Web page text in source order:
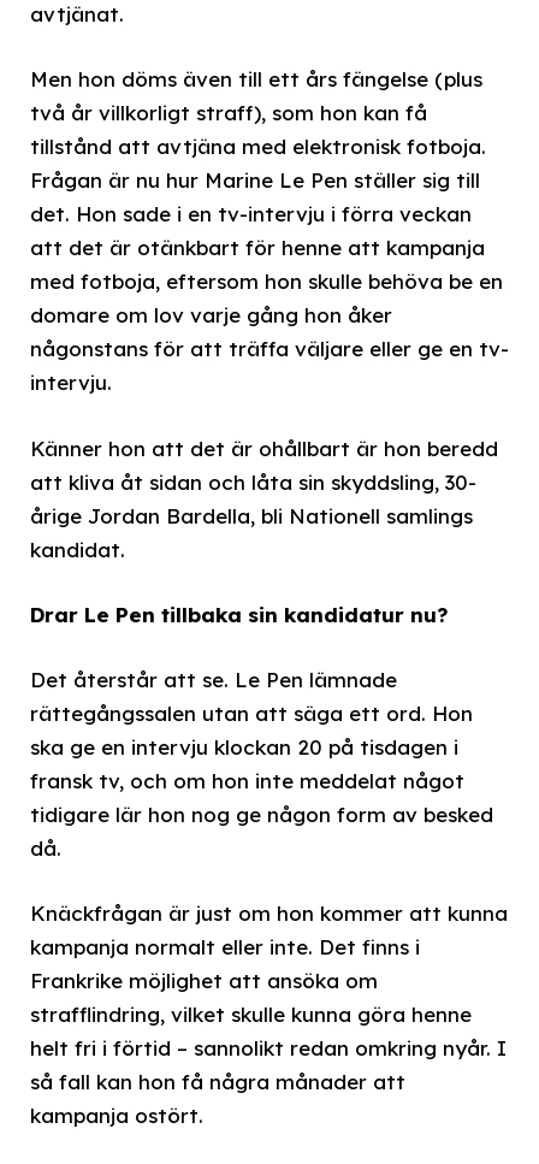
avtjänat.
Men hon döms även till ett års fängelse (plus
två år villkorligt straff), som hon kan få
tillstånd att avtjäna med elektronisk fotboja.
Frågan är nu hur Marine Le Pen ställer sig till
det. Hon sade i en tv-intervju i förra veckan
att det är otänkbart för henne att kampanja
med fotboja, eftersom hon skulle behöva be en
domare om lov varje gång hon åker
någonstans för att träffa väljare eller ge en tv-
intervju.
Känner hon att det är ohållbart är hon beredd
att kliva åt sidan och låta sin skyddsling, 30-
årige Jordan Bardella, bli Nationell samlings
kandidat.
Drar Le Pen tillbaka sin kandidatur nu?
Det återstår att se. Le Pen lämnade
rättegångssalen utan att säga ett ord. Hon
ska ge en intervju klockan 20 på tisdagen i
fransk tv, och om hon inte meddelat något
tidigare lär hon nog ge någon form av besked
då.
Knäckfrågan är just om hon kommer att kunna
kampanja normalt eller inte. Det finns i
Frankrike möjlighet att ansöka om
strafflindring, vilket skulle kunna göra henne
helt fri i förtid – sannolikt redan omkring nyår. I
så fall kan hon få några månader att
kampanja ostört.